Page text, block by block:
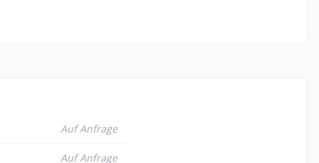
Auf Anfrage
Auf Anfrage